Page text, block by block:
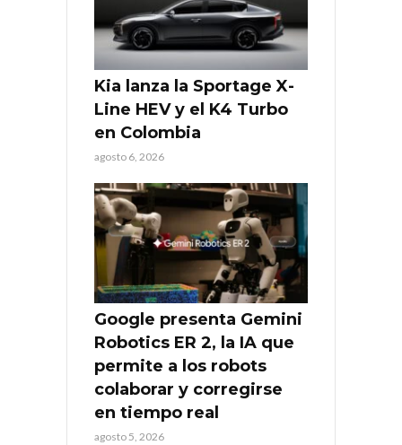
Kia lanza la Sportage X-
Line HEV y el K4 Turbo
en Colombia
agosto 6, 2026
Google presenta Gemini
Robotics ER 2, la IA que
permite a los robots
colaborar y corregirse
en tiempo real
agosto 5, 2026